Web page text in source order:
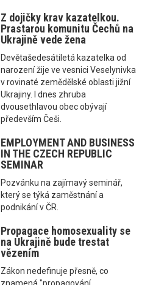
Z dojičky krav kazatelkou.
Prastarou komunitu Čechů na
Ukrajině vede žena
Devětašedesátiletá kazatelka od
narození žije ve vesnici Veselynivka
v rovinaté zemědělské oblasti jižní
Ukrajiny. I dnes zhruba
dvousethlavou obec obývají
především Češi.
EMPLOYMENT AND BUSINESS
IN THE CZECH REPUBLIC
SEMINAR
Pozvánku na zajímavý seminář,
který se týká zaměstnání a
podnikání v ČR.
Propagace homosexuality se
na Ukrajině bude trestat
vězením
Zákon nedefinuje přesně, co